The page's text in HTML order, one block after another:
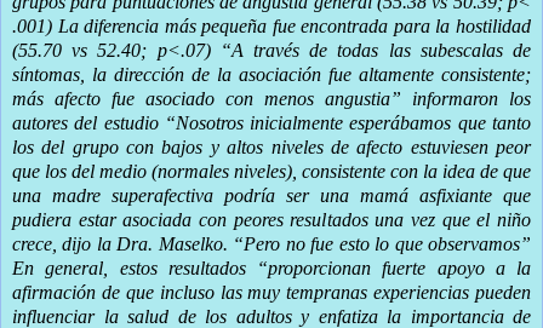
.001) La diferencia más pequeña fue encontrada para la hostilidad
(55.70 vs 52.40; p<.07) “A través de todas las subescalas de
síntomas, la dirección de la asociación fue altamente consistente;
más afecto fue asociado con menos angustia” informaron los
autores del estudio “Nosotros inicialmente esperábamos que tanto
los del grupo con bajos y altos niveles de afecto estuviesen peor
que los del medio (normales niveles), consistente con la idea de que
una madre superafectiva podría ser una mamá asfixiante que
pudiera estar asociada con peores resultados una vez que el niño
crece, dijo la Dra. Maselko. “Pero no fue esto lo que observamos”
En general, estos resultados “proporcionan fuerte apoyo a la
afirmación de que incluso las muy tempranas experiencias pueden
influenciar la salud de los adultos y enfatiza la importancia de